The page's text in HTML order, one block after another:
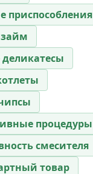
приспособления
процедуры
смесителя
товар